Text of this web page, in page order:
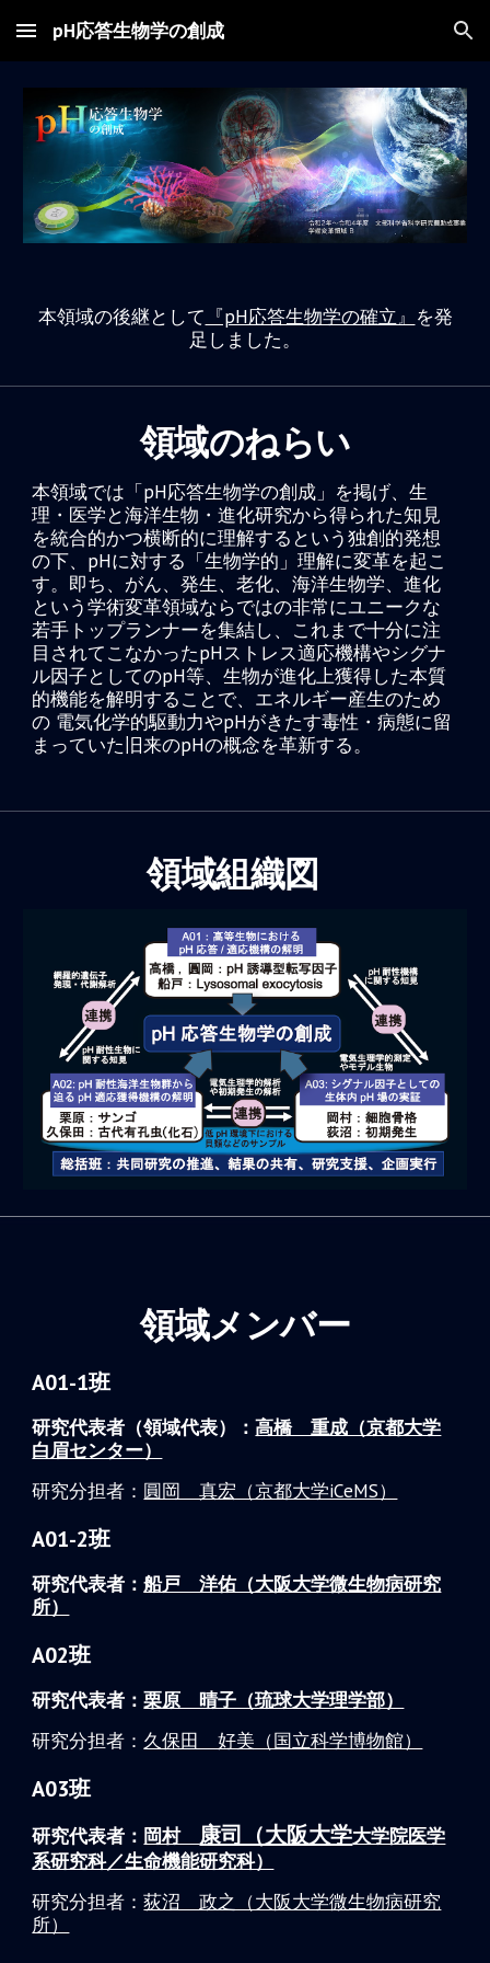
Skip to main content Skip to navigation
pH応答生物学の創成
本領域の後継として 『pH応答生物学の確立』 を発
足しました。
領域のねらい
本領域では「pH応答生物学の創成」を掲げ、生
理・医学と海洋生物・進化研究から得られた知見
を統合的かつ横断的に理解するという独創的発想
の下、pHに対する「生物学的」理解に変革を起こ
す。即ち、がん、発生、老化、海洋生物学、進化
という学術変革領域ならではの非常にユニークな
若手トップランナーを集結し、これまで十分に注
目されてこなかったpHストレス適応機構やシグナ
ル因子としてのpH等、生物が進化上獲得した本質
的機能を解明することで、エネルギー産生のため
の 電気化学的駆動力やpHがきたす毒性・病態に留
まっていた旧来のpHの概念を革新する。
領域組織図
領域メンバー
A01-1班
研究代表者（領域代表）：高橋 重成（京都大学
白眉センター）
研究分担者： 圓岡 真宏（京都大学iCeMS）
A01-2班
研究代表者：船戸 洋佑（大阪大学微生物病研究
所）
A02班
研究代表者：栗原 晴子（琉球大学理学部）
研究分担者： 久保田 好美（国立科学博物館）
A03班
研究代表者： 岡村 康司（大阪大学大学院医学
系研究科／生命機能研究科）
研究分担者：荻沼 政之（大阪大学微生物病研究
所）